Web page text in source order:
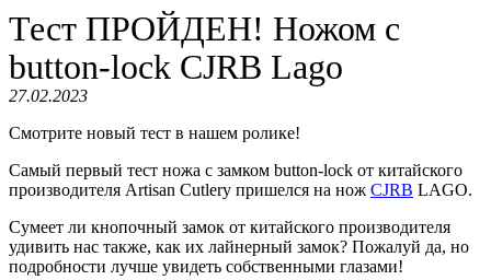
Тест ПРОЙДЕН! Ножом с
button-lock CJRB Lago
27.02.2023
Смотрите новый тест в нашем ролике!
Самый первый тест ножа с замком button-lock от китайского
производителя Artisan Cutlery пришелся на нож CJRB LAGO.
Сумеет ли кнопочный замок от китайского производителя
удивить нас также, как их лайнерный замок? Пожалуй да, но
подробности лучше увидеть собственными глазами!